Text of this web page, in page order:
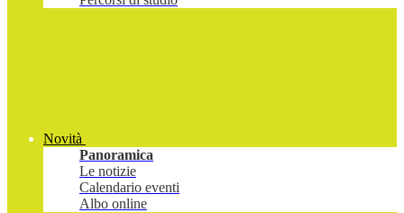
Novità
Panoramica
Le notizie
Calendario eventi
Albo online